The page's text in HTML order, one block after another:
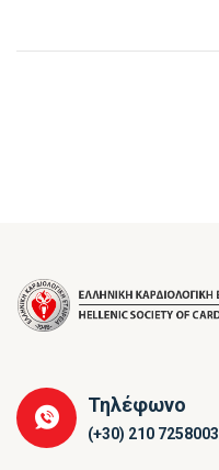
Τηλέφωνο
(+30) 210 7258003